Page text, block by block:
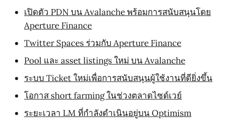
เปิดตัว PDN บน Avalanche พร้อมการสนับสนุนโดย
Aperture Finance
Twitter Spaces ร่วมกับ Aperture Finance
Pool และ asset listings ใหม่ บน Avalanche
ระบบ Ticket ใหม่เพื่อการสนับสนุนผู้ใช้งานที่ดียิ่งขึ้น
โอกาส short farming ในช่วงตลาดไซด์เวย์
ระยะเวลา LM ที่กำลังดำเนินอยู่บน Optimism